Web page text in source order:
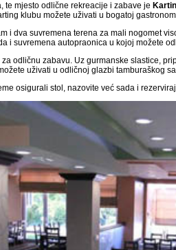
te mjesto odlične rekreacije i zabave je
klubu možete uživati u bogatoj
i dva suvremena terena za mali nogomet
i suvremena autopraonica u kojoj možete
za odličnu zabavu. Uz gurmanske slastice,
uživati u odličnoj glazbi tamburaškog
osigurali stol, nazovite već sada i